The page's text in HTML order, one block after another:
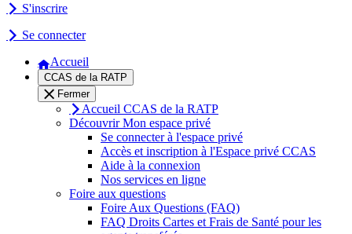
S'inscrire
Se connecter
Accueil
CCAS de la RATP
Fermer
Accueil CCAS de la RATP
Découvrir Mon espace privé
Se connecter à l'espace privé
Accès et inscription à l'Espace privé CCAS
Aide à la connexion
Nos services en ligne
Foire aux questions
Foire Aux Questions (FAQ)
FAQ Droits Cartes et Frais de Santé pour les